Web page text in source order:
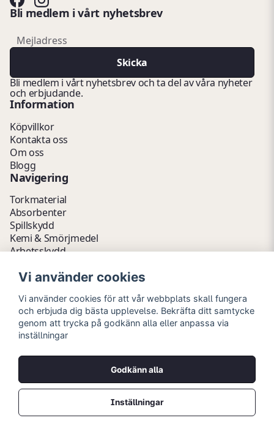
Bli medlem i vårt nyhetsbrev
email
Mejladress
Skicka
Bli medlem i vårt nyhetsbrev och ta del av våra nyheter
och erbjudande.
Information
Köpvillkor
Kontakta oss
Om oss
Blogg
Navigering
Torkmaterial
Absorbenter
Spillskydd
Kemi & Smörjmedel
Arbetsskydd
Avfallshantering
Fathantering
Emballage & Tillbehör
Lager & Kontor
Hygien- & Städartiklar
Outlet
Copyright © 2026 Myrins Industri AB
Alla rättigheter reserverade.
Priser visas i svenska kronor (SEK) och är exklusive moms.
Vi använder cookies
Vi använder cookies för att vår webbplats skall fungera
och erbjuda dig bästa upplevelse. Bekräfta ditt samtycke
genom att trycka på godkänn alla eller anpassa via
inställningar
Godkänn alla
Inställningar